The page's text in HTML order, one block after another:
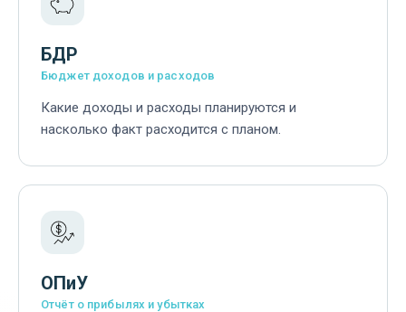
БДР
Бюджет доходов и расходов
Какие доходы и расходы планируются и
насколько факт расходится с планом.
ОПиУ
Отчёт о прибылях и убытках